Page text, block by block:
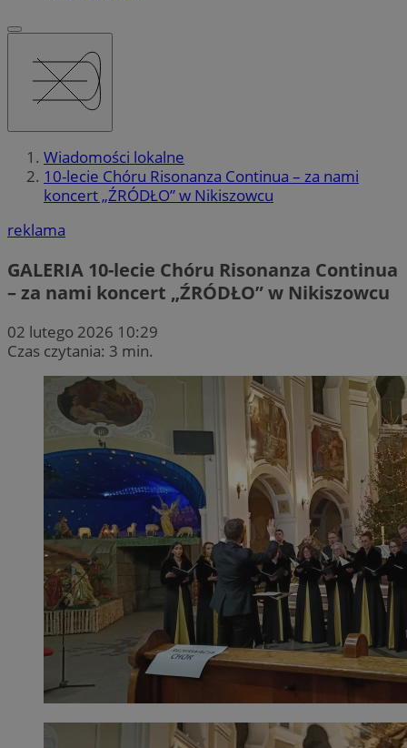
Wiadomości lokalne
10-lecie Chóru Risonanza Continua – za nami
koncert „ŹRÓDŁO” w Nikiszowcu
reklama
GALERIA 10-lecie Chóru Risonanza Continua
– za nami koncert „ŹRÓDŁO” w Nikiszowcu
02 lutego 2026 10:29
Czas czytania: 3 min.